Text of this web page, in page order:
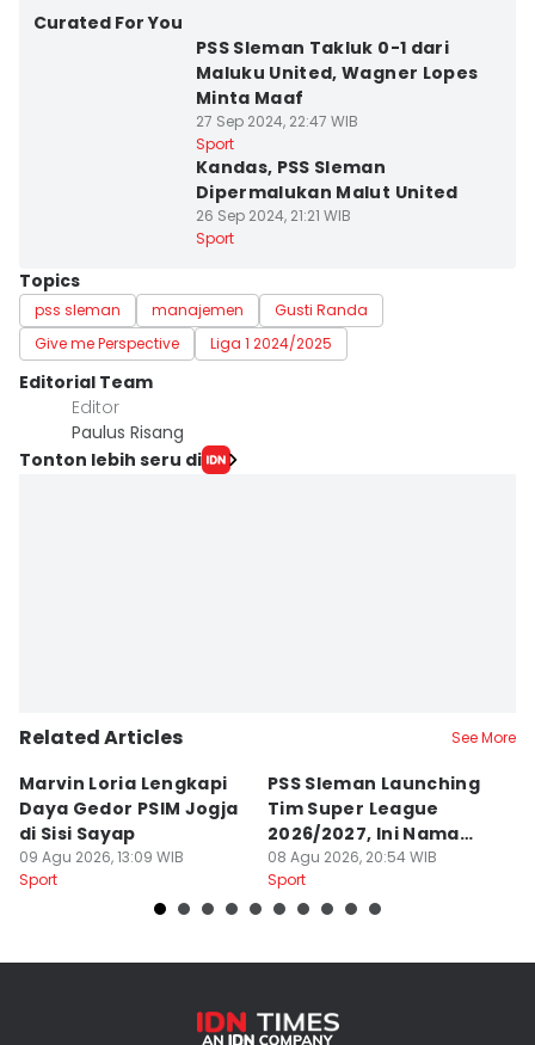
Curated For You
PSS Sleman Takluk 0-1 dari
Maluku United, Wagner Lopes
Minta Maaf
27 Sep 2024, 22:47 WIB
Sport
Kandas, PSS Sleman
Dipermalukan Malut United
26 Sep 2024, 21:21 WIB
Sport
Topics
pss sleman manajemen
Gusti Randa
Give me Perspective
Liga 1 2024/2025
Editorial Team
Editor
Paulus Risang
Tonton lebih seru di
Related Articles See More
Marvin Loria Lengkapi
Daya Gedor PSIM Jogja
di Sisi Sayap
09 Agu 2026, 13:09 WIB
Sport
PSS Sleman Launching
Tim Super League
2026/2027, Ini Nama
Para Pemain
08 Agu 2026, 20:54 WIB
Sport